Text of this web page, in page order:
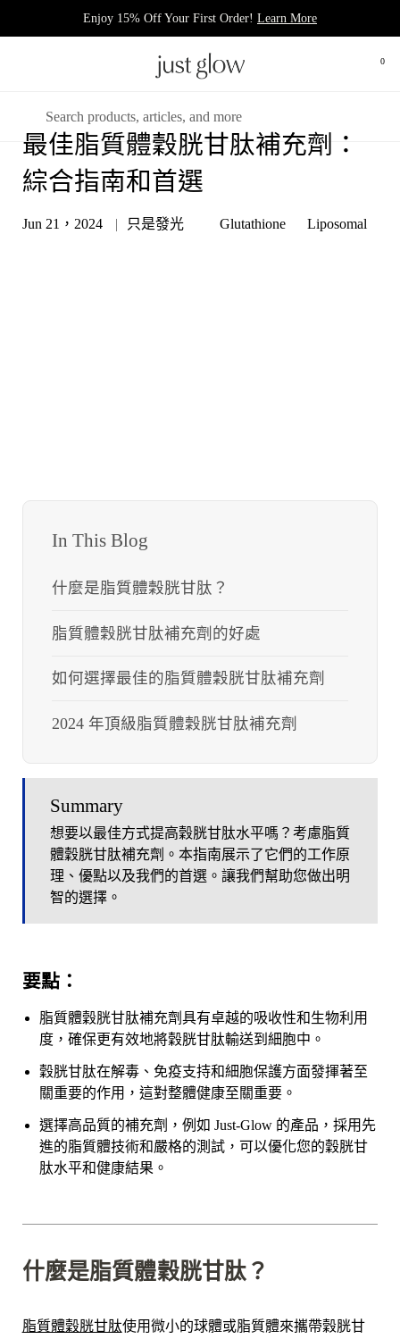
Enjoy 15% Off Your First Order! Learn More
打
0
最佳脂質體穀胱甘肽補充劑：
綜合指南和首選
Jun 21，2024 只是發光 Glutathione Liposomal
要點：
脂質體穀胱甘肽補充劑具有卓越的吸收性和生物利用
度，確保更有效地將穀胱甘肽輸送到細胞中。
穀胱甘肽在解毒、免疫支持和細胞保護方面發揮著至
關重要的作用，這對整體健康至關重要。
選擇高品質的補充劑，例如 Just-Glow 的產品，採用先
進的脂質體技術和嚴格的測試，可以優化您的穀胱甘
肽水平和健康結果。
什麼是脂質體穀胱甘肽？
脂質體穀胱甘肽使用微小的球體或脂質體來攜帶穀胱甘
In This Blog
什麼是脂質體穀胱甘肽？
脂質體穀胱甘肽補充劑的好處
如何選擇最佳的脂質體穀胱甘肽補充劑
2024 年頂級脂質體穀胱甘肽補充劑
Summary
想要以最佳方式提高穀胱甘肽水平嗎？考慮脂質
體穀胱甘肽補充劑。本指南展示了它們的工作原
理、優點以及我們的首選。讓我們幫助您做出明
智的選擇。